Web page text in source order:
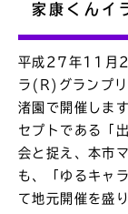
家康くんイ
平成27年11月
ラ(R)グランプ
渚園で開催しま
セプトである「
会と捉え、本市
も、「ゆるキャ
て地元開催を盛